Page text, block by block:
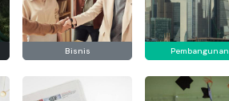
Bisnis Pembangunan